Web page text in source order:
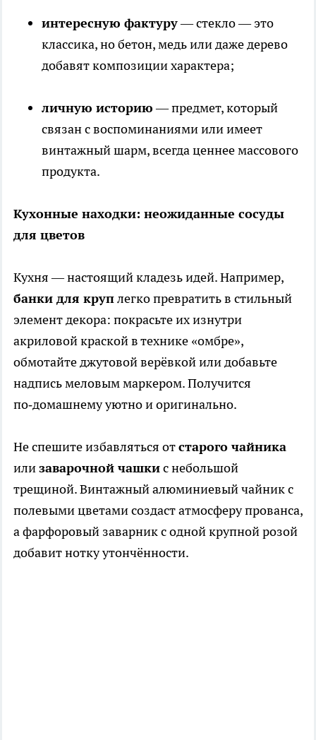
интересную фактуру— стекло — это
классика, но бетон, медь или даже дерево
добавят композиции характера;
личную историю— предмет, который
связан с воспоминаниями или имеет
винтажный шарм, всегда ценнее массового
продукта.
Кухонные находки: неожиданные сосуды
для цветов
Кухня — настоящий кладезь идей. Например,
банки для круплегко превратить в стильный
элемент декора: покрасьте их изнутри
акриловой краской в технике «омбре»,
обмотайте джутовой верёвкой или добавьте
надпись меловым маркером. Получится
по‑домашнему уютно и оригинально.
Не спешите избавляться отстарого чайника
илизаварочной чашкис небольшой
трещиной. Винтажный алюминиевый чайник с
полевыми цветами создаст атмосферу прованса,
а фарфоровый заварник с одной крупной розой
добавит нотку утончённости.